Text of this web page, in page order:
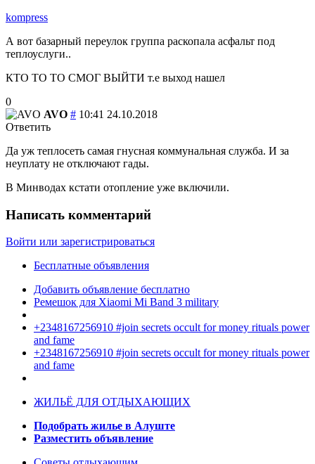
kompress
А вот базарный переулок группа раскопала асфальт под
теплоуслуги..
КТО ТО ТО СМОГ ВЫЙТИ т.е выход нашел
0
AVO # 10:41 24.10.2018
Ответить
Да уж теплосеть самая гнусная коммунальная служба. И за
неуплату не отключают гады.
В Минводах кстати отопление уже включили.
Написать комментарий
Войти или зарегистрироваться
Бесплатные объявления
Добавить объявление бесплатно
Ремешок для Xiaomi Mi Band 3 military
+2348167256910 #join secrets occult for money rituals power
and fame
+2348167256910 #join secrets occult for money rituals power
and fame
ЖИЛЬЁ ДЛЯ ОТДЫХАЮЩИХ
Подобрать жилье в Алуште
Разместить объявление